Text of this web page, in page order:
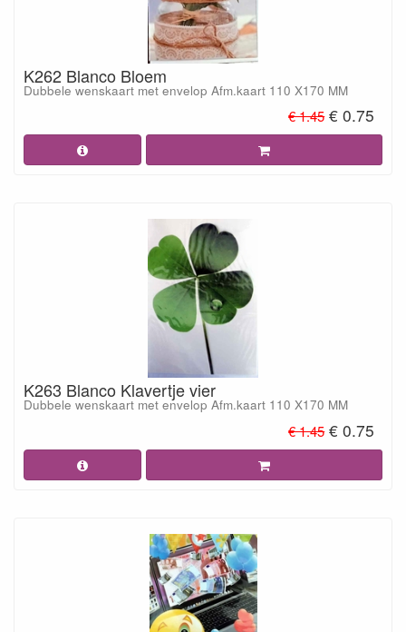
K262 Blanco Bloem
Dubbele wenskaart met envelop Afm.kaart 110 X170 MM
€ 1.45 € 0.75
K263 Blanco Klavertje vier
Dubbele wenskaart met envelop Afm.kaart 110 X170 MM
€ 1.45 € 0.75